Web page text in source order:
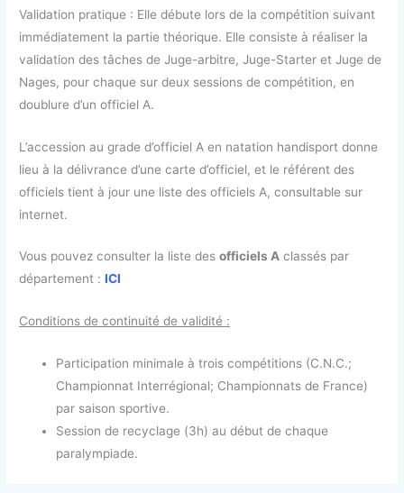
Validation pratique : Elle débute lors de la compétition suivant
immédiatement la partie théorique. Elle consiste à réaliser la
validation des tâches de Juge-arbitre, Juge-Starter et Juge de
Nages, pour chaque sur deux sessions de compétition, en
doublure d’un officiel A.
L’accession au grade d’officiel A en natation handisport donne
lieu à la délivrance d’une carte d’officiel, et le référent des
officiels tient à jour une liste des officiels A, consultable sur
internet.
Vous pouvez consulter la liste desofficiels A classés par
département :ICI
Conditions de continuité de validité :
Participation minimale à trois compétitions (C.N.C.;
Championnat Interrégional; Championnats de France)
par saison sportive.
Session de recyclage (3h) au début de chaque
paralympiade.